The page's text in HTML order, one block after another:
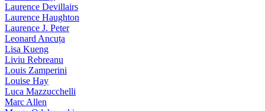
Laurence Devillairs
Laurence Haughton
Laurence J. Peter
Leonard Ancuța
Lisa Kueng
Liviu Rebreanu
Louis Zamperini
Louise Hay
Luca Mazzucchelli
Marc Allen